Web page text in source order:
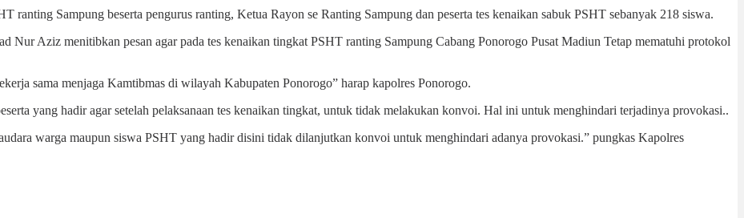
ranting Sampung beserta pengurus ranting, Ketua Rayon se Ranting Sampung dan peserta tes kenaikan sabuk PSHT sebanyak 218 siswa.
Nur Aziz menitibkan pesan agar pada tes kenaikan tingkat PSHT ranting Sampung Cabang Ponorogo Pusat Madiun Tetap mematuhi protokol
sama menjaga Kamtibmas di wilayah Kabupaten Ponorogo” harap kapolres Ponorogo.
yang hadir agar setelah pelaksanaan tes kenaikan tingkat, untuk tidak melakukan konvoi. Hal ini untuk menghindari terjadinya provokasi..
warga maupun siswa PSHT yang hadir disini tidak dilanjutkan konvoi untuk menghindari adanya provokasi.” pungkas Kapolres